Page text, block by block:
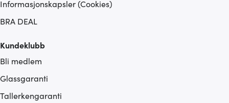
Informasjonskapsler (Cookies)
BRA DEAL
Kundeklubb
Bli medlem
Glassgaranti
Tallerkengaranti